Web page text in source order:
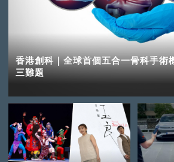
香港創科｜全球首個五合一骨科手術
三難題